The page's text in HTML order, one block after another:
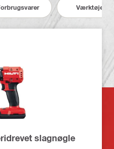
Værktøjer
slagnøgle